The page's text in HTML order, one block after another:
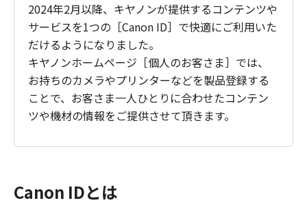
2024年2月以降、キヤノンが提供するコンテンツや
サービスを1つの［Canon ID］で快適にご利用いた
だけるようになりました。
キヤノンホームページ［個人のお客さま］では、
お持ちのカメラやプリンターなどを製品登録する
ことで、お客さま一人ひとりに合わせたコンテン
ツや機材の情報をご提供させて頂きます。
Canon IDとは